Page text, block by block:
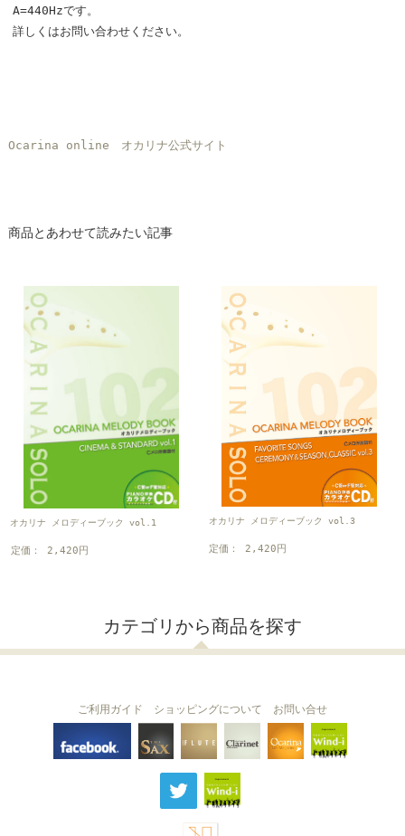
A=440Hzです。
詳しくはお問い合わせください。
Ocarina online オカリナ公式サイト
商品とあわせて読みたい記事
オカリナ メロディーブック vol.1
定価： 2,420円
オカリナ メロディーブック vol.3
定価： 2,420円
カテゴリから商品を探す
THE SAX The Clarinet
Ocarina
ご利用ガイド ショッピングについて お問い合せ